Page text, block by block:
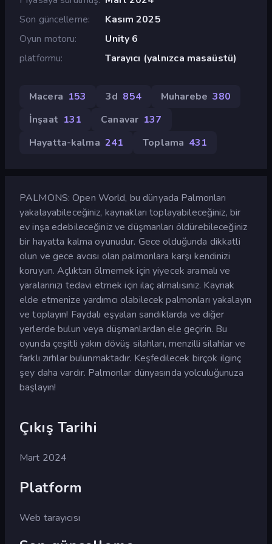
Son güncelleme
Kasım 2025
Oyun motoru
Unity 6
platformu
Tarayıcı (yalnızca masaüstü)
Macera 153 3d 854 Muharebe 380
İnşaat 131 Canavar 137
Hayatta-kalma 241 Toplama 431
PALMONS: Open World, bu dünyada Palmonları
yakalayabileceğiniz, kaynakları toplayabileceğiniz, bir
ev inşa edebileceğiniz ve düşmanları öldürebileceğiniz
bir hayatta kalma oyunudur. Gece olduğunda dikkatli
olun ve gece avcısı olan palmonlara karşı kendinizi
koruyun. Açlıktan ölmemek için yiyecek aramalı ve
yaralarınızı tedavi etmek için ilaç almalısınız. Kaynak
elde etmenize yardımcı olabilecek palmonları yakalayın
ve toplayın! Faydalı eşyaları sandıklarda ve diğer
yerlerde bulun veya düşmanlardan ele geçirin. Bu
oyunda çeşitli yakın dövüş silahları, menzilli silahlar ve
farklı zırhlar bulunmaktadır. Keşfedilecek birçok ilginç
şey daha vardır. Palmonlar dünyasında yolculuğunuza
başlayın!
Çıkış Tarihi
Mart 2024
Platform
Web tarayıcısı